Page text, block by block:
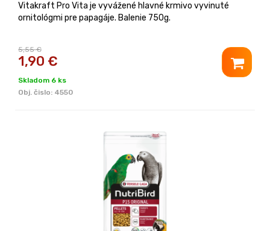
Vitakraft Pro Vita je vyvážené hlavné krmivo vyvinuté
ornitológmi pre papagáje. Balenie 750g.
5,55 €
1,90 €
Skladom 6 ks
Obj. čislo: 4550